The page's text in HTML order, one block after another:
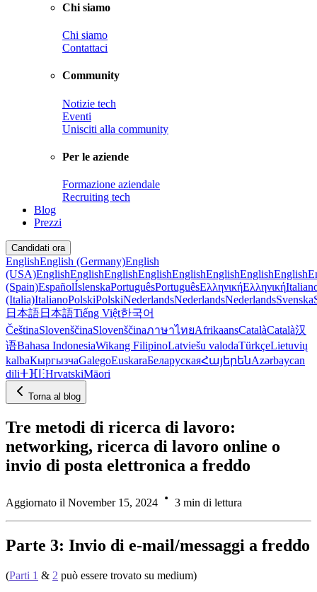
Chi siamo
Chi siamo
Contattaci
Community
Notizie tech
Eventi
Unisciti alla community
Per le aziende
Formazione aziendale
Recruiting tech
Blog
Prezzi
Candidati ora
EnglishEnglish (Germany)English
(USA)EnglishEnglishEnglishEnglishEnglishEnglishEnglishEnglish
(Spain)EspañolÍslenskaPortuguêsPortuguêsΕλληνικήΕλληνική
(Italia)ItalianoPolskiPolskiNederlandsNederlandsNederlandsSvenska
日本語日本語Tiếng Việt한국어
ČeštinaSlovenščinaSlovenščinaภาษาไทยAfrikaansCatalàCatalà汉
语Bahasa IndonesiaWikang FilipinoLatviešu valodaTürkçeLietuvių
kalbaКыргызчаGalegoEuskaraБеларускаяՀայերենAzərbaycan
diliⵜⴼⵏⵗHrvatskiMāori
Torna al blog
Tre metodi di ricerca di lavoro:
networking, ricerca di lavoro online o
invio di posta elettronica a freddo
Aggiornato il November 15, 2024 3 min di lettura
Parte 3: Invio di e-mail/messaggi a freddo
(Parti 1 & 2 può essere trovato su medium)